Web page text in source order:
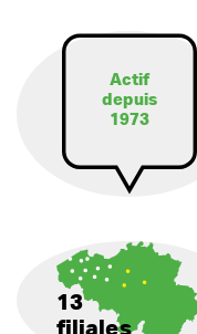
Actif
depuis
1973
13